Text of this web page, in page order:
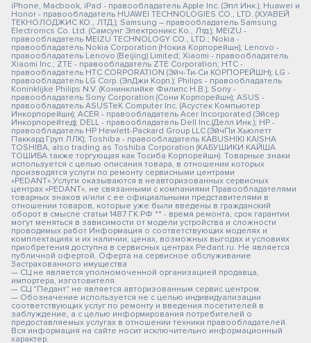
iPhone, Macbook, iPad - правообладатель Apple Inc. (Эпл Инк.); Huawei и
Honor - правообладатель HUAWEI TECHNOLOGIES CO., LTD. (ХУАВЕЙ
ТЕКНОЛОДЖИС КО., ЛТД.); Samsung – правообладатель Samsung
Electronics Co. Ltd. (Самсунг Электроникс Ко., Лтд.); MEIZU -
правообладатель MEIZU TECHNOLOGY CO., LTD.; Nokia -
правообладатель Nokia Corporation (Нокиа Корпорейшн); Lenovo -
правообладатель Lenovo (Beijing) Limited; Xiaomi - правообладатель
Xiaomi Inc.; ZTE - правообладатель ZTE Corporation; HTC -
правообладатель HTC CORPORATION (Эйч-Ти-Си КОРПОРЕЙШН); LG -
правообладатель LG Corp. (ЭлДжи Корп.); Philips - правообладатель
Koninklijke Philips N.V. (Конинклийке Филипс Н.В.); Sony -
правообладатель Sony Corporation (Сони Корпорейшн); ASUS -
правообладатель ASUSTeK Computer Inc. (Асустек Компьютер
Инкорпорейшн); ACER - правообладатель Acer Incorporated (Эйсер
Инкорпорейтед); DELL - правообладатель Dell Inc.(Делл Инк.); HP -
правообладатель HP Hewlett-Packard Group LLC (ЭйчПи Хьюлетт
Паккард Груп ЛЛК); Toshiba - правообладатель KABUSHIKI KAISHA
TOSHIBA, also trading as Toshiba Corporation (КАБУШИКИ КАЙША
ТОШИБА также торгующая как Тосиба Корпорейшн). Товарные знаки
используется с целью описания товара, в отношении которых
производятся услуги по ремонту сервисными центрами
«PEDANT».Услуги оказываются в неавторизованных сервисных
центрах «PEDANT», не связанными с компаниями Правообладателями
товарных знаков и/или с ее официальными представителями в
отношении товаров, которые уже были введены в гражданский
оборот в смысле статьи 1487 ГК РФ ** - время ремонта, срок гарантии
могут меняться в зависимости от модели устройства и сложности
проводимых работ Информация о соответствующих моделях и
комплектациях и их наличии, ценах, возможных выгодах и условиях
приобретения доступна в сервисных центрах Pedant.ru. Не является
публичной офертой. Оферта на сервисное обслуживание
Застрахованного имущества
— СЦ не является уполномоченной организацией продавца,
импортера, изготовителя.
— СЦ "Педант" не является авторизованным сервис центром.
— Обозначение используется не с целью индивидуализации
соответствующих услуг по ремонту и введения посетителей в
заблуждение, а с целью информирования потребителей о
предоставляемых услугах в отношении техники правообладателей.
Вся информация на сайте носит исключительно информационный
характер.